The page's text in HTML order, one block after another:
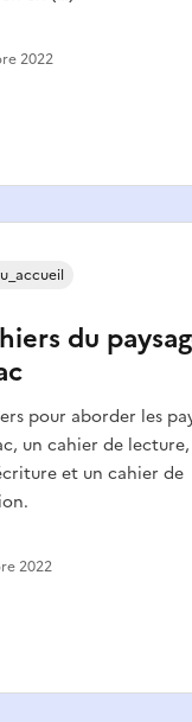
2022
du
pour aborder les
un cahier de
et un cahier de
2022